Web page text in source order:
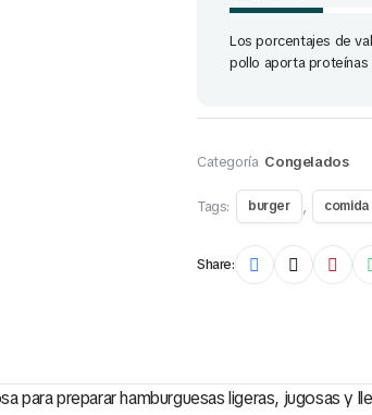
Los porcentajes de
pollo aporta proteínas
Categoría Congelados
Tags: burger ,
Share:
para preparar hamburguesas ligeras, jugosas y